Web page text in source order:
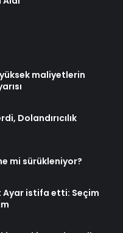
maliyetlerin
Dolandırıcılık
mi sürükleniyor?
Ayar istifa etti: Seçim